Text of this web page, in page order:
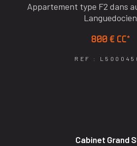
Appartement type F2 dans
Languedocien
800 € CC*
REF :
Cabinet Grand